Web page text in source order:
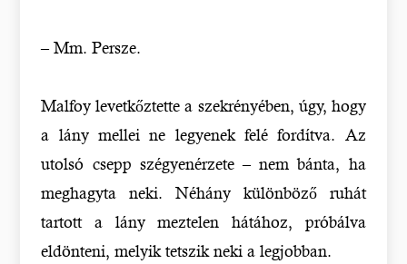
– Mm. Persze.
Malfoy levetkőztette a szekrényében, úgy, hogy
a lány mellei ne legyenek felé fordítva. Az
utolsó csepp szégyenérzete – nem bánta, ha
meghagyta neki. Néhány különböző ruhát
tartott a lány meztelen hátához, próbálva
eldönteni, melyik tetszik neki a legjobban.